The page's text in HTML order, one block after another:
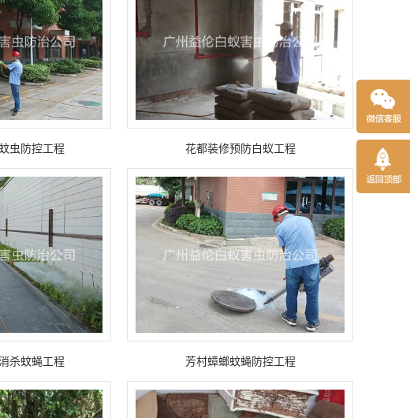
虫防控工程 花都装修预防白蚁工程
杀蚊蝇工程 芳村蟑螂蚊蝇防控工程